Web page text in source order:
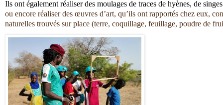
Ils ont également réaliser des moulages de traces de hyènes, de
ou encore réaliser des œuvres d’art, qu’ils ont rapportés chez eux,
naturelles trouvés sur place (terre, coquillage, feuillage, poudre de